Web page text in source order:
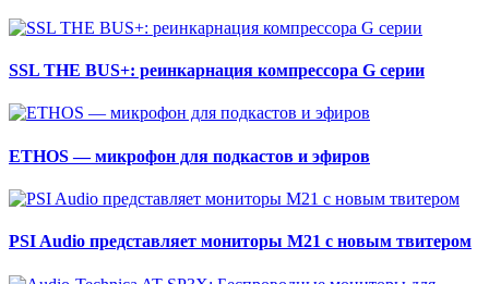
SSL THE BUS+: реинкарнация компрессора G серии
ETHOS — микрофон для подкастов и эфиров
PSI Audio представляет мониторы M21 с новым твитером